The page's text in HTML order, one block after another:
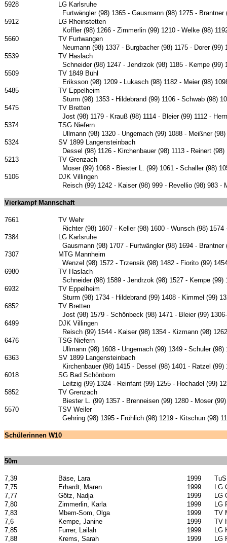
5928
LG Karlsruhe
Furtwängler (98) 1365 - Gausmann (98) 1275 -
5912
LG Rheinstetten
Koffler (98) 1266 - Zimmerlin (99) 1210 - Welke (98)
5660
TV Furtwangen
Neumann (98) 1337 - Burgbacher (98) 1175 - Dorer
5539
TV Haslach
Schneider (98) 1247 - Jendrzok (98) 1185 - Kempe (99)
5509
TV 1849 Bühl
Eriksson (98) 1209 - Lukasch (98) 1182 - Meier (98)
5485
TV Eppelheim
Sturm (98) 1353 - Hildebrand (99) 1106 - Schwab (98)
5475
TV Bretten
Jost (98) 1179 - Krauß (98) 1114 - Bleier (99) 1112 -
5374
TSG Niefern
Ullmann (98) 1320 - Ungemach (99) 1088 - Meißner
5324
SV 1899 Langensteinbach
Dessel (98) 1126 - Kirchenbauer (98) 1113 - Reinert
5213
TV Grenzach
Moser (99) 1068 - Biester L. (99) 1061 - Schaller (98)
5106
DJK Villingen
Reisch (99) 1242 - Kaiser (98) 999 - Revellio (98) 983 -
Vierkampf Mannschaft
7661
TV Wehr
Richter (98) 1607 - Keller (98) 1600 - Wunsch (98)
7384
LG Karlsruhe
Gausmann (98) 1707 - Furtwängler (98) 1694 -
7307
MTG Mannheim
Wenzel (98) 1572 - Trzensik (98) 1482 - Fiorito (99)
6980
TV Haslach
Schneider (98) 1589 - Jendrzok (98) 1527 - Kempe
6932
TV Eppelheim
Sturm (98) 1734 - Hildebrand (99) 1408 - Kimmel (99)
6852
TV Bretten
Jost (98) 1579 - Schönbeck (98) 1471 - Bleier (99)
6499
DJK Villingen
Reisch (99) 1544 - Kaiser (98) 1354 - Kizmann (98)
6476
TSG Niefern
Ullmann (98) 1608 - Ungemach (99) 1349 - Schuler
6363
SV 1899 Langensteinbach
Kirchenbauer (98) 1415 - Dessel (98) 1401 - Ratzel
6018
SG Bad Schönborn
Leitzig (99) 1324 - Reinfant (99) 1255 - Hochadel (99)
5852
TV Grenzach
Biester L. (99) 1357 - Brenneisen (99) 1280 - Moser
5570
TSV Weiler
Gehring (98) 1395 - Fröhlich (98) 1219 - Kitschun (98)
Schülerinnen W10
50m
7,39 Bäse, Lara 1999
7,75
Erhardt, Maren 1999
LG
7,77
Götz, Nadja 1999
LG
7,80
Zimmerlin, Karla 1999
LG
7,83
Mbem-Som, Olga 1999
TV
7,6
Kempe, Janine 1999
TV
7,85
Furrer, Lailah 1999
LG
7,88
Krems, Sarah 1999
LG